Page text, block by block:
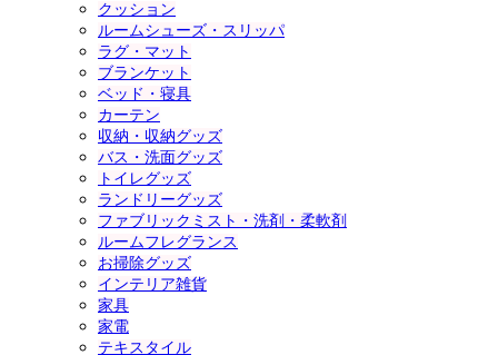
クッション
ルームシューズ・スリッパ
ラグ・マット
ブランケット
ベッド・寝具
カーテン
収納・収納グッズ
バス・洗面グッズ
トイレグッズ
ランドリーグッズ
ファブリックミスト・洗剤・柔軟剤
ルームフレグランス
お掃除グッズ
インテリア雑貨
家具
家電
テキスタイル